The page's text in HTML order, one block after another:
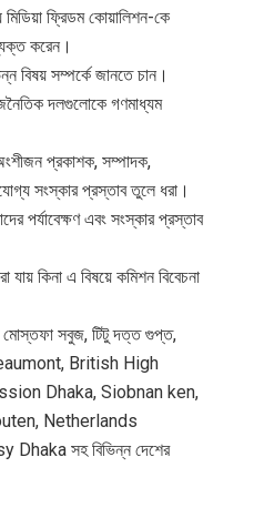
ফ্রিডম কোয়ালিশন-কে
করেন।
বিষয় সম্পর্কে জানতে চান।
দলগুলোকে গণমাধ্যম
প্রকাশক, সম্পাদক,
সংস্কার প্রস্তাব তুলে ধরা।
পর্যাবেক্ষণ এবং সংস্কার প্রস্তাব
কিনা এ বিষয়ে কমিশন বিবেচনা
মোস্তফা সবুজ, টিটু দত্ত গুপ্ত,
British High
Dhaka, Siobnan ken,
Netherlands
সহ বিভিন্ন দেশের